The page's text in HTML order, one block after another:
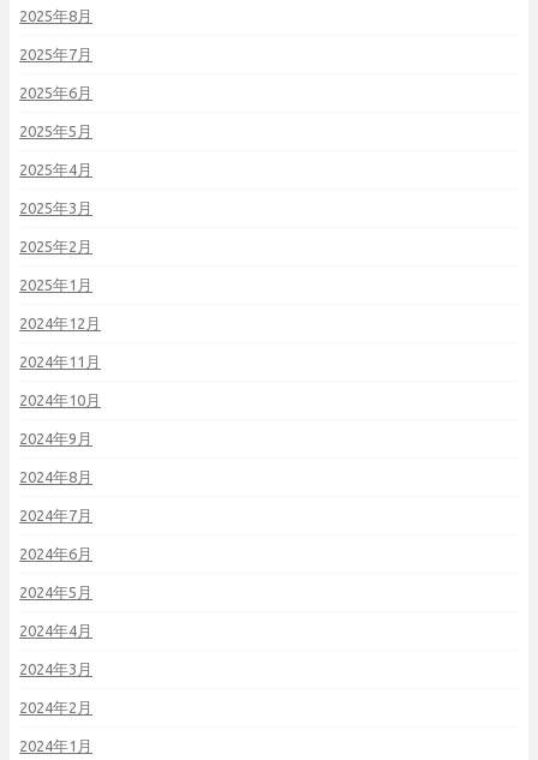
2025年8月
2025年7月
2025年6月
2025年5月
2025年4月
2025年3月
2025年2月
2025年1月
2024年12月
2024年11月
2024年10月
2024年9月
2024年8月
2024年7月
2024年6月
2024年5月
2024年4月
2024年3月
2024年2月
2024年1月